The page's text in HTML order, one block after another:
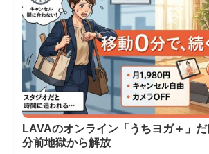
LAVAのオンライン「うちヨガ＋」
分前地獄から解放